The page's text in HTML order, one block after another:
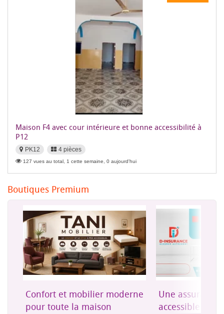
Maison F4 avec cour intérieure et bonne accessibilité à
P12
PK12 4 pièces
127 vues au total, 1 cette semaine, 0 aujourd'hui
Boutiques Premium
Confort et mobilier moderne
pour toute la maison
Une
accessible à